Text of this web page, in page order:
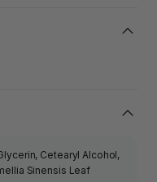
Cetearyl Alcohol,
Sinensis Leaf